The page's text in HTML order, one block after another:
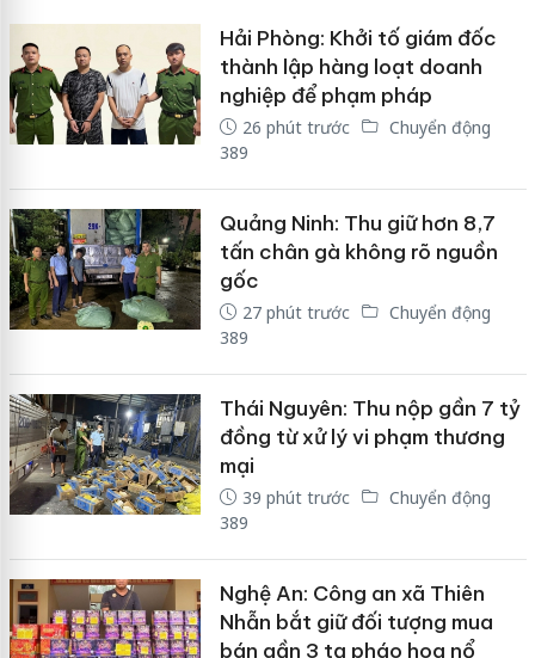
Hải Phòng: Khởi tố giám đốc
thành lập hàng loạt doanh
nghiệp để phạm pháp
26 phút trước
Chuyển động
389
Quảng Ninh: Thu giữ hơn 8,7
tấn chân gà không rõ nguồn
gốc
27 phút trước
Chuyển động
389
Thái Nguyên: Thu nộp gần 7 tỷ
đồng từ xử lý vi phạm thương
mại
39 phút trước
Chuyển động
389
Nghệ An: Công an xã Thiên
Nhẫn bắt giữ đối tượng mua
bán gần 3 tạ pháo hoa nổ